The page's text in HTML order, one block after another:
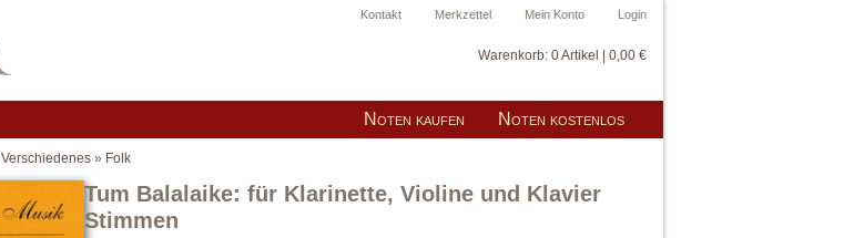
Login
Mein Konto
Merkzettel
Kontakt
Warenkorb: 0 Artikel | 0,00 €
Noten kaufen Noten kostenlos
Verschiedenes » Folk
Tum Balalaike: für Klarinette, Violine und Klavier
Stimmen